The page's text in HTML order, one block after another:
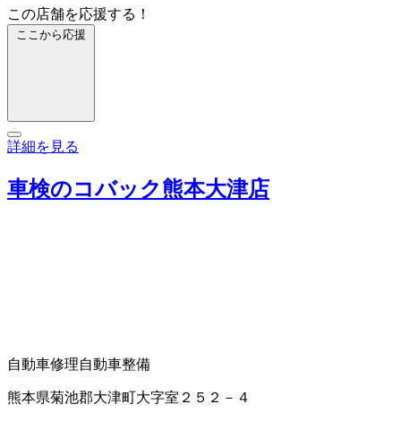
この店舗を応援する！
ここから応援
詳細を見る
車検のコバック熊本大津店
自動車修理自動車整備
熊本県菊池郡大津町大字室２５２－４